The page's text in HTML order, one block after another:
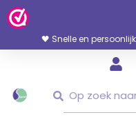
Ga
Naar
Inhoud
🖤 Snelle en